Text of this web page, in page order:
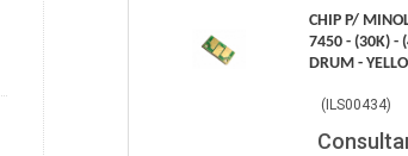
CHIP P/
7450 - (30K) -
DRUM -
( ILS00434)